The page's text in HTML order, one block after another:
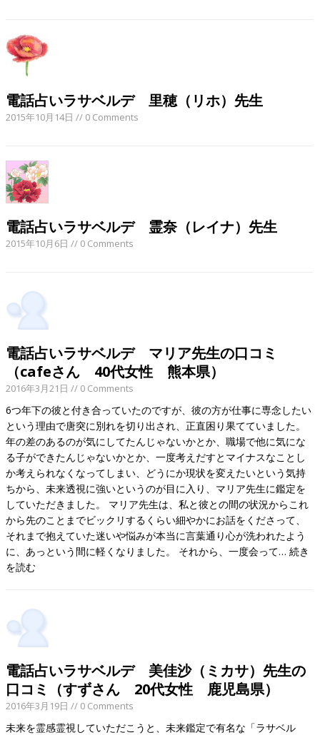
電話占いラサベルデ 里穂（リホ）先生
2015年10月14日 // 0 Comments
電話占いラサベルデ 霊奈（レイナ）先生
2015年10月6日 // 0 Comments
電話占いラサベルデ マリア先生の口コミ
（cafeさん 40代女性 熊本県）
2016年3月21日 // 0 Comments
6つ年下の彼と付き合っていたのですが、彼の方が仕事に専念したい
という理由で唐突に別れを切り出され、正直困り果てていました。
年の差のあるのが気にしてたんじゃないかとか、職場で他に気にな
る子ができたんじゃないかとか、一度考えだすとマイナスなことし
か考えられなくなってしまい、どうにか現状を変えたいという気持
ちから、未来透視に強いというのが目に入り、マリア先生に鑑定を
していただきました。 マリア先生は、私と彼との間の状況からこれ
から先のことまでビックリするくらい細やかにお話をくださって、
それまで抱えていた迷いや悩みが本当に言葉通り心が洗われたよう
に、あっという間に軽くなりました。 それから、一度会って…続き
を読む
電話占いラサベルデ 美佳沙（ミカサ）先生の
口コミ（すずさん 20代女性 鹿児島県）
2016年3月19日 // 0 Comments
未来を霊感霊視していただこうと、未来鑑定で有名な「ラサベル